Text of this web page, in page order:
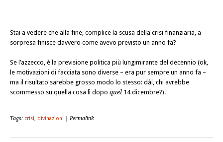
Stai a vedere che alla fine, complice la scusa della crisi finanziaria, a
sorpresa finisce davvero come avevo previsto un anno fa?
Se l’azzecco, è la previsione politica più lungimirante del decennio (ok,
le motivazioni di facciata sono diverse – era pur sempre un anno fa –
ma il risultato sarebbe grosso modo lo stesso: dài, chi avrebbe
scommesso su quella cosa lì dopo quel 14 dicembre?).
Tags: crisi divinazioni | Permalink